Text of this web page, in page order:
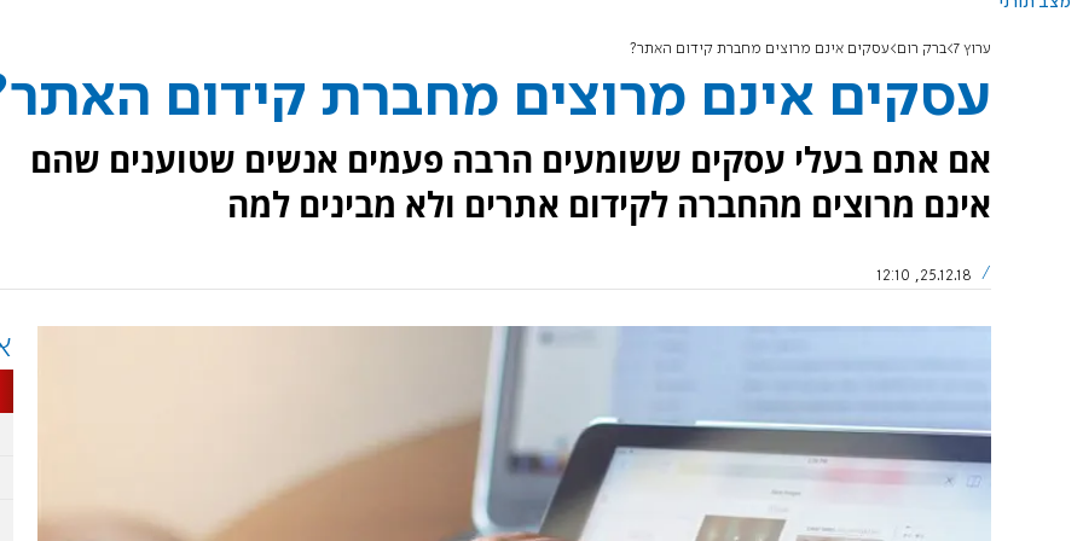
ערוץ 7 ברק רום עסקים אינם מרוצים מחברת קידום האתר?
עסקים אינם מרוצים מחברת קידום
אם אתם בעלי עסקים ששומעים הרבה פעמים אנשים שטוענים שהם
אינם מרוצים מהחברה לקידום אתרים ולא מבינים למה
25.12.18, 12:10